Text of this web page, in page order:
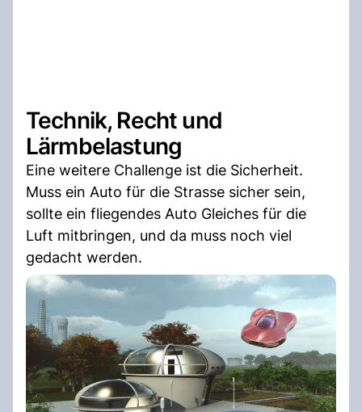
Technik, Recht und
Lärmbelastung
Eine weitere Challenge ist die Sicherheit.
Muss ein Auto für die Strasse sicher sein,
sollte ein fliegendes Auto Gleiches für die
Luft mitbringen, und da muss noch viel
gedacht werden.